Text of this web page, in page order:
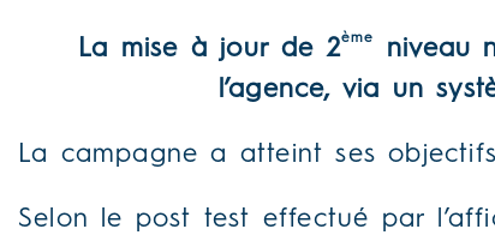
La mise à jour de 2ème
niveau
l’agence, via un
La campagne a atteint ses
Selon le post test effectué par